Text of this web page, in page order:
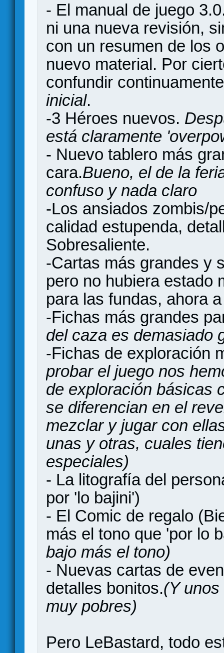
- El manual de juego
ni una nueva revisión,
con un resumen de los
nuevo material. Por
confundir
inicial.
-3 Héroes nuevos.
está claramente
- Nuevo tablero más
cara.Bueno, el de la
confuso y nada claro
-Los ansiados zombis/
calidad estupenda,
Sobresaliente.
-Cartas más grandes y
pero no hubiera estado
para las fundas, ahora
-Fichas más grandes
del caza es demasiado
-Fichas de exploración
probar el juego nos
de exploración básicas
se diferencian en el
mezclar y jugar con
unas y otras, cuales
especiales)
- La litografía del
por 'lo bajini')
- El Comic de regalo
más el tono que 'por lo
bajo más el tono)
- Nuevas cartas de
detalles bonitos.(Y
muy pobres)
Pero LeBastard, todo